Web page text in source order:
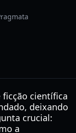
científica
deixando
crucial:
a